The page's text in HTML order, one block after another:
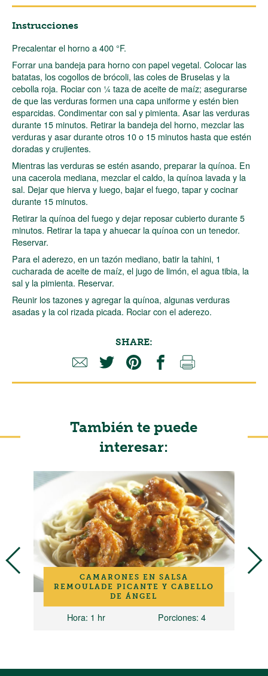
Instrucciones
Precalentar el horno a 400 °F.
Forrar una bandeja para horno con papel vegetal. Colocar las
batatas, los cogollos de brócoli, las coles de Bruselas y la
cebolla roja. Rociar con ¼ taza de aceite de maíz; asegurarse
de que las verduras formen una capa uniforme y estén bien
esparcidas. Condimentar con sal y pimienta. Asar las verduras
durante 15 minutos. Retirar la bandeja del horno, mezclar las
verduras y asar durante otros 10 o 15 minutos hasta que estén
doradas y crujientes.
Mientras las verduras se estén asando, preparar la quínoa. En
una cacerola mediana, mezclar el caldo, la quínoa lavada y la
sal. Dejar que hierva y luego, bajar el fuego, tapar y cocinar
durante 15 minutos.
Retirar la quínoa del fuego y dejar reposar cubierto durante 5
minutos. Retirar la tapa y ahuecar la quínoa con un tenedor.
Reservar.
Para el aderezo, en un tazón mediano, batir la tahini, 1
cucharada de aceite de maíz, el jugo de limón, el agua tibia, la
sal y la pimienta. Reservar.
Reunir los tazones y agregar la quínoa, algunas verduras
asadas y la col rizada picada. Rociar con el aderezo.
SHARE:
También te puede
interesar:
CAMARONES EN SALSA
REMOULADE PICANTE Y CABELLO
DE ÁNGEL
Hora: 1 hr Porciones: 4